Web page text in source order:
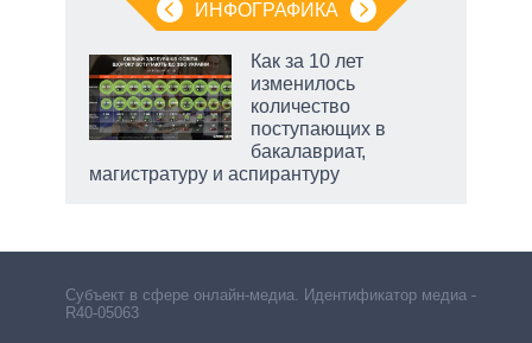
ИНФОГРАФИКА
Как за 10 лет
изменилось
количество
поступающих в
бакалавриат,
магистратуру и аспирантуру
Субъект в сфере онлайн-медиа. Идентификатор медиа –
R40-05063